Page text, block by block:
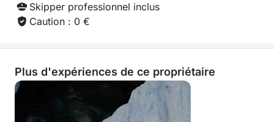
Skipper professionnel inclus
Caution : 0 €
Plus d'expériences de ce propriétaire